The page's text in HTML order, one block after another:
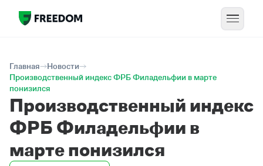
Главная
Новости
Производственный индекс ФРБ Филадельфии в марте
понизился
Производственный индекс
ФРБ Филадельфии в
марте понизился